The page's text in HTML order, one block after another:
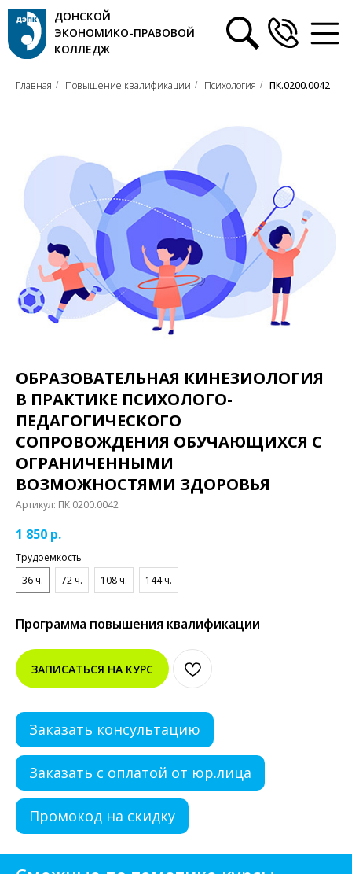
ДОНСКОЙ
ЭКОНОМИКО-ПРАВОВОЙ
КОЛЛЕДЖ
Главная / Повышение квалификации / Психология / ПК.0200.0042
ОБРАЗОВАТЕЛЬНАЯ КИНЕЗИОЛОГИЯ
В ПРАКТИКЕ ПСИХОЛОГО-
ПЕДАГОГИЧЕСКОГО
СОПРОВОЖДЕНИЯ ОБУЧАЮЩИХСЯ С
ОГРАНИЧЕННЫМИ
ВОЗМОЖНОСТЯМИ ЗДОРОВЬЯ
Артикул: ПК.0200.0042
1 850 р.
Трудоемкость
36 ч.
72 ч. 108 ч. 144 ч.
Программа повышения квалификации
ЗАПИСАТЬСЯ НА КУРС
Заказать консультацию
Заказать с оплатой от юр.лица
Промокод на скидку